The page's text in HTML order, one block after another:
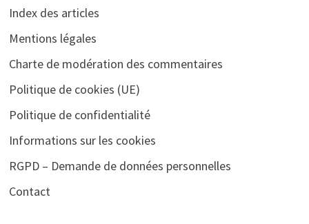
Index des articles
Mentions légales
Charte de modération des commentaires
Politique de cookies (UE)
Politique de confidentialité
Informations sur les cookies
RGPD – Demande de données personnelles
Contact